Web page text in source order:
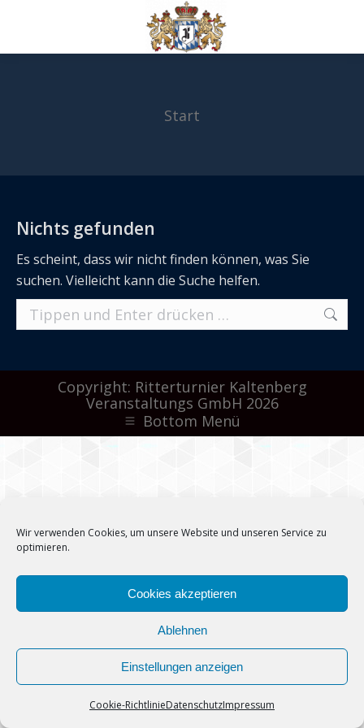
Wir verwenden Cookies, um unsere Website und unseren Service zu
optimieren.
Cookies akzeptieren
Ablehnen
Einstellungen anzeigen
Cookie-RichtlinieDatenschutzImpressum
Sie befinden sich hier:
Start
Nichts gefunden
Es scheint, dass wir nicht finden können, was Sie
suchen. Vielleicht kann die Suche helfen.
Search:
Copyright: Ritterturnier Kaltenberg
Veranstaltungs GmbH 2026
Bottom Menü